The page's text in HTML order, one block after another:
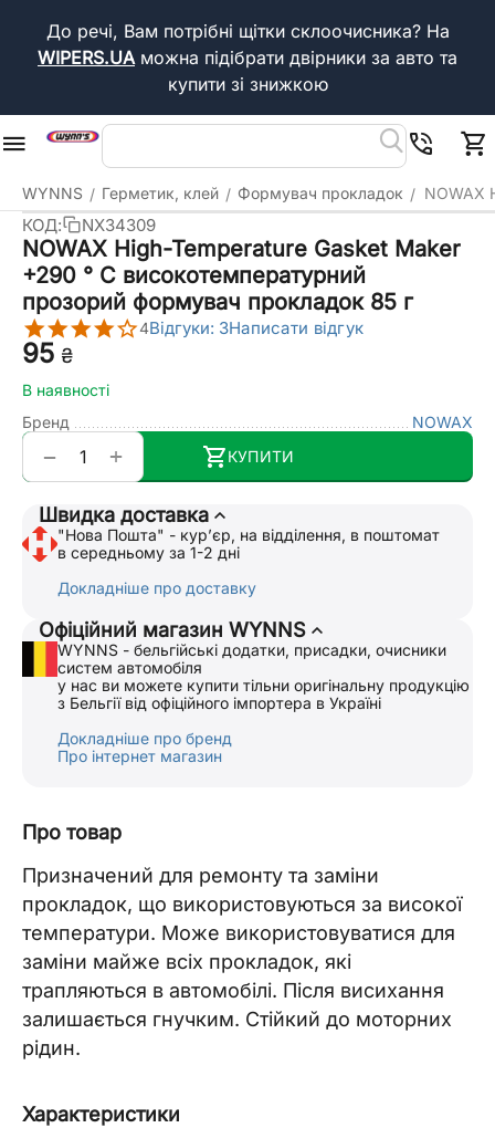
До речі, Вам потрібні щітки склоочисника? На
WIPERS.UAможна підібрати двірники за авто та
купити зі знижкою
WYNNS / Герметик, клей / Формувач прокладок / NOWAX
КОД: NX34309
NOWAX High-Temperature Gasket Maker
+290 ° С високотемпературний
прозорий формувач прокладок 85 г
4Відгуки: 3Написати відгук
‍95‍ ₴
В наявності
Бренд
NOWAX
+
− КУПИТИ
Швидка доставка
"Нова Пошта" - курʼєр, на відділення, в поштомат
в середньому за 1-2 дні
Докладніше про доставку
Офіційний магазин WYNNS
WYNNS - бельгійські додатки, присадки, очисники
систем автомобіля
у нас ви можете купити тільни оригінальну продукцію
з Бельгії від офіційного імпортера в Україні
Докладніше про бренд
Про інтернет магазин
Про товар
Призначений для ремонту та заміни
прокладок, що використовуються за високої
температури. Може використовуватися для
заміни майже всіх прокладок, які
трапляються в автомобілі. Після висихання
залишається гнучким. Стійкий до моторних
рідин.
Характеристики